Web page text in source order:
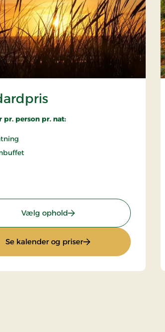
pr. person pr. nat:
Vælg ophold: Standardpris
Se kalender og priser: Standardpris